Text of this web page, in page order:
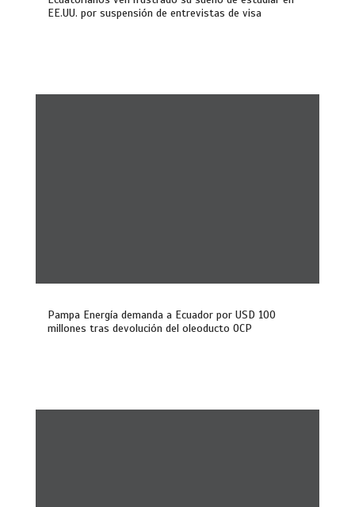
EE.UU. por suspensión de entrevistas de visa
Pampa Energía demanda a Ecuador por USD 100
millones tras devolución del oleoducto OCP